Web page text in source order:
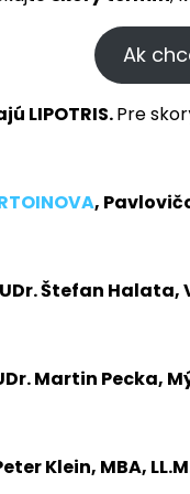
Ak
LIPOTRIS.Pre
,
Štefan Halata,
Martin Pecka,
Klein, MBA,